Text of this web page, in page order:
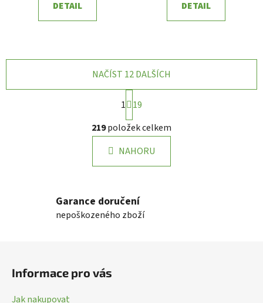
DETAIL DETAIL
O
v
l
á
d
c
í
p
NAČÍST 12 DALŠÍCH
S
t
r
á
n
k
í
1
19
219položek celkem
NAHORU
Garance doručení
nepoškozeného zboží
Informace pro vás
Jak nakupovat